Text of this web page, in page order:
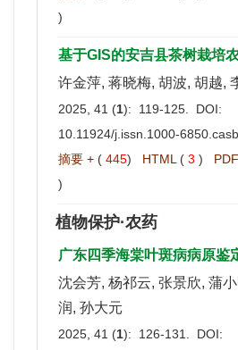
)
基于GIS的安吉县茶树栽培
许金萍, 蒋晓梅, 胡波, 胡越,
2025, 41 (1): 119-125. DOI:
10.11924/j.issn.1000-
摘要 + ( 445) HTML ( 3 ) PDF
)
植物保护·农药
广东四季海棠叶斑病病原鉴
沈会芳, 杨祁云, 张景欣, 蒲
润, 孙大元
2025, 41 (1): 126-131. DOI: